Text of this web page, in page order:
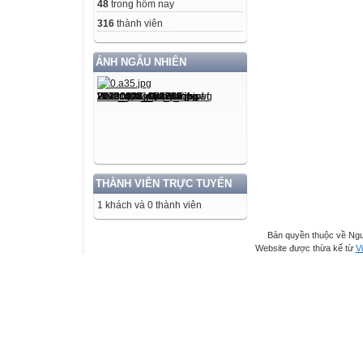
48 trong hôm nay
316 thành viên
ẢNH NGẪU NHIÊN
THÀNH VIÊN TRỰC TUYẾN
1 khách và 0 thành viên
Bản quyền thuộc về
Website được thừa kế từ